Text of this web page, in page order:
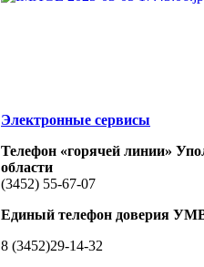
Электронные сервисы
Телефон «горячей линии»
области
(3452) 55-67-07
Единый телефон доверия
8 (3452)29-14-32